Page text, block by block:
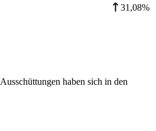
31,08%
Ausschüttungen haben sich in den